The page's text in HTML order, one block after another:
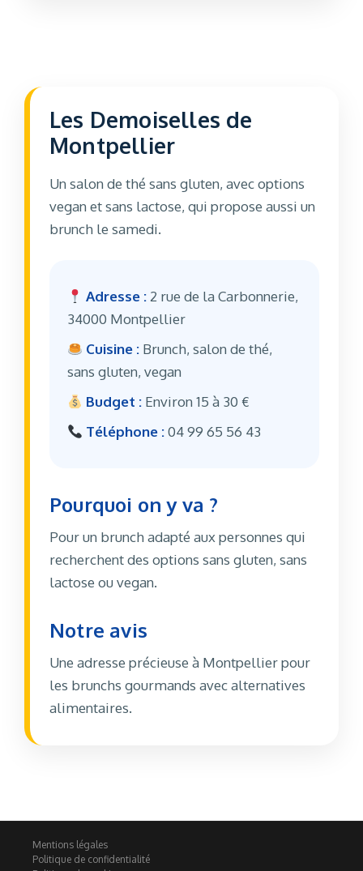
Les Demoiselles de
Montpellier
Un salon de thé sans gluten, avec options
vegan et sans lactose, qui propose aussi un
brunch le samedi.
Adresse : 2 rue de la Carbonnerie,
34000 Montpellier
Cuisine : Brunch, salon de thé,
sans gluten, vegan
Budget : Environ 15 à 30 €
Téléphone :04 99 65 56 43
Pourquoi on y va ?
Pour un brunch adapté aux personnes qui
recherchent des options sans gluten, sans
lactose ou vegan.
Notre avis
Une adresse précieuse à Montpellier pour
les brunchs gourmands avec alternatives
alimentaires.
Mentions légales
Politique de confidentialité